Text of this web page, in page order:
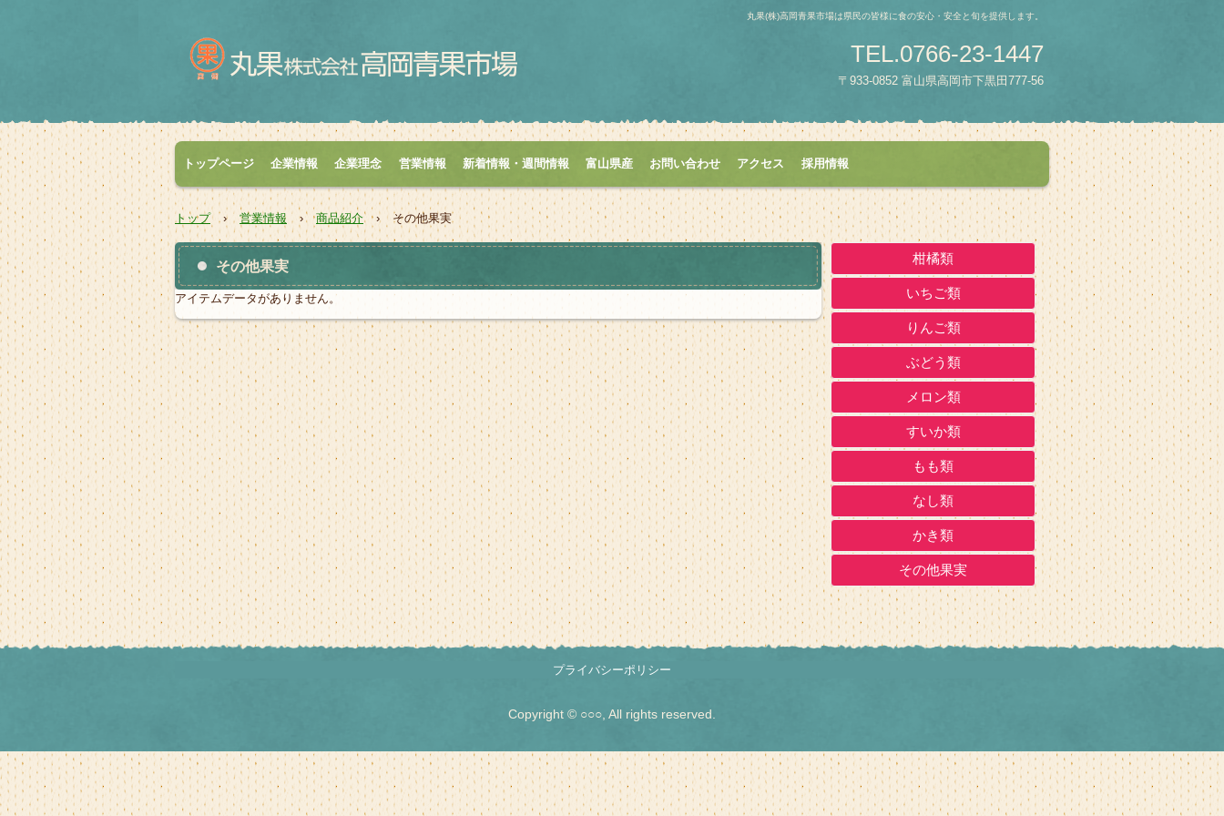
丸果(株)高岡青果市場は県民の皆様に食の安心・安全と旬を提供します。
TEL.0766-23-1447
〒933-0852 富山県高岡市下黒田777-56
トップページ 企業情報 企業理念 営業情報 新着情報・週間情報 富山県産 お問い合わせ アクセス 採用情報
トップ › 営業情報 › 商品紹介 › その他果実
その他果実
アイテムデータがありません。
柑橘類
いちご類
りんご類
ぶどう類
メロン類
すいか類
もも類
なし類
かき類
その他果実
プライバシーポリシー
Copyright © ○○○, All rights reserved.